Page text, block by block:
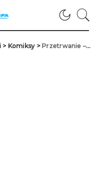
> Komiksy> Przetrwanie – recenzja komiksu “Krasnoludy: Jorun z Bractwa Kuźni. Tom 06”